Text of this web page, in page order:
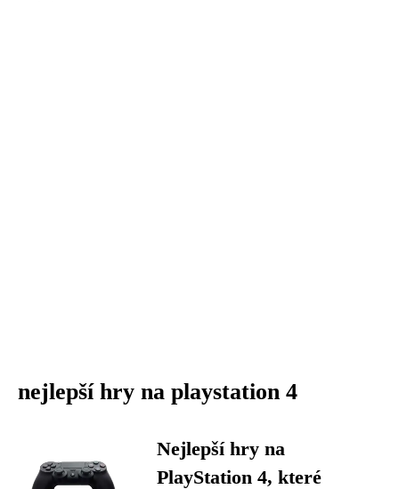
nejlepší hry na playstation 4
Nejlepší hry na
PlayStation 4, které